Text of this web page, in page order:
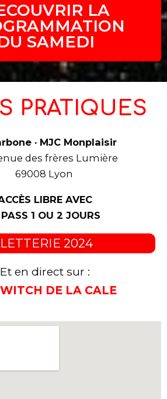
LA
SAMEDI
PRATIQUES
· MJC Monplaisir
des frères Lumière
69008 Lyon
LIBRE AVEC
PASS 1 OU 2 JOURS
2024
Et en direct sur :
DE LA CALE